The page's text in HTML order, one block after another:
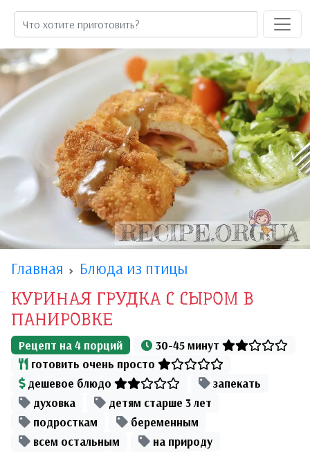
Главная Блюда из птицы
КУРИНАЯ ГРУДКА С СЫРОМ В
ПАНИРОВКЕ
Рецепт на4порций
30-45 минут
готовить очень просто
дешевое блюдо
запекать
духовка
детям старше 3 лет
подросткам
беременным
всем остальным
на природу